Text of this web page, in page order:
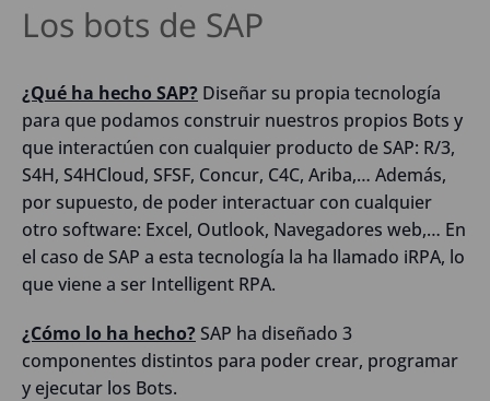
Los bots de SAP
¿Qué ha hecho SAP? Diseñar su propia tecnología
para que podamos construir nuestros propios Bots y
que interactúen con cualquier producto de SAP: R/3,
S4H, S4HCloud, SFSF, Concur, C4C, Ariba,… Además,
por supuesto, de poder interactuar con cualquier
otro software: Excel, Outlook, Navegadores web,… En
el caso de SAP a esta tecnología la ha llamado iRPA, lo
que viene a ser Intelligent RPA.
¿Cómo lo ha hecho? SAP ha diseñado 3
componentes distintos para poder crear, programar
y ejecutar los Bots.